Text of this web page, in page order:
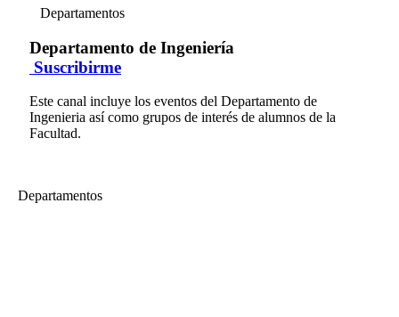
Departamentos
Departamento de Ingeniería
Suscribirme
Este canal incluye los eventos del Departamento de
Ingenieria así como grupos de interés de alumnos de la
Facultad.
Departamentos